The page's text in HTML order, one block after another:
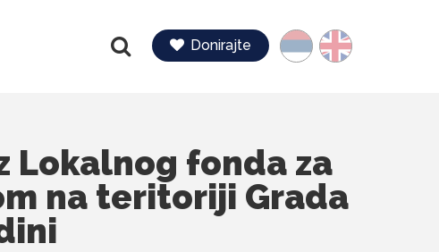
Jezik
Donirajte
Pretraga
Lokalnog fonda za
na teritoriji Grada